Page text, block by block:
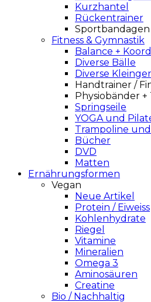
Kurzhantel
Rückentrainer
Sportbandagen
Fitness & Gymnastik
Balance +
Diverse Bälle
Diverse
Handtrainer /
Physiobänder +
Springseile
YOGA und
Trampoline
Bücher
DVD
Matten
Ernährungsformen
Vegan
Neue Artikel
Protein / Eiweiss
Kohlenhydrate
Riegel
Vitamine
Mineralien
Omega 3
Aminosäuren
Creatine
Bio / Nachhaltig